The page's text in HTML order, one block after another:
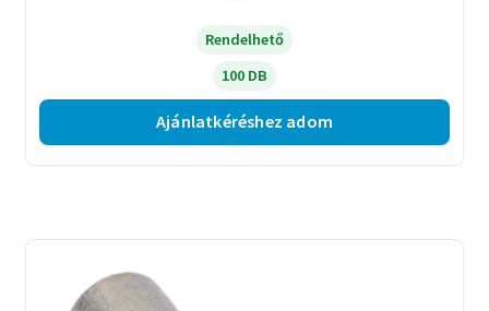
Rendelhető
100 DB
Ajánlatkéréshez adom